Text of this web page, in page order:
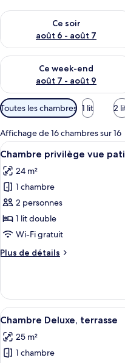
Ce soir
août 6 - août 7
Vérifier la disponibilité pour
Ce week-end
août 7 - août 9
Vérifier la disponibilité pour
Filtres
disponibles
pour
les
chambres
Toutes les chambres 1 lit 2
Affichage de 16 chambres sur 16
Afficher
toutes
les
photos
pour
ce
type
chambre :
vue
patio
6
Chambre privilège vue
24 m²
1 chambre
2 personnes
1 lit double
Wi-Fi gratuit
Plus de détails
Plus
le
type
de
Chambre
privilège
Afficher
toutes
les
photos
10
Chambre Deluxe, terrasse
25 m²
1 chambre